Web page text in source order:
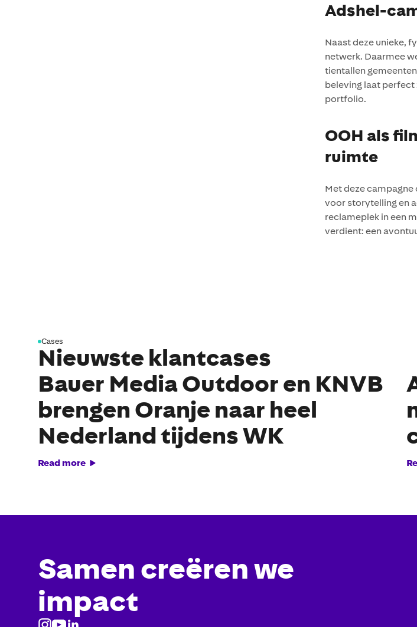
Adshel-
Naast deze unieke,
netwerk. Daarmee
tientallen
beleving laat perfect
portfolio.
OOH als
ruimte
Met deze campagne
voor storytelling en
reclameplek in een
verdient: een
Cases
Nieuwste klantcases
Bauer Media Outdoor en KNVB
brengen Oranje naar heel
Nederland tijdens WK
Read more
Samen creëren we
impact